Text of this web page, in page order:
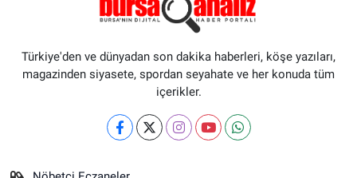
Türkiye'den ve dünyadan son dakika haberleri, köşe yazıları,
magazinden siyasete, spordan seyahate ve her konuda tüm
içerikler.